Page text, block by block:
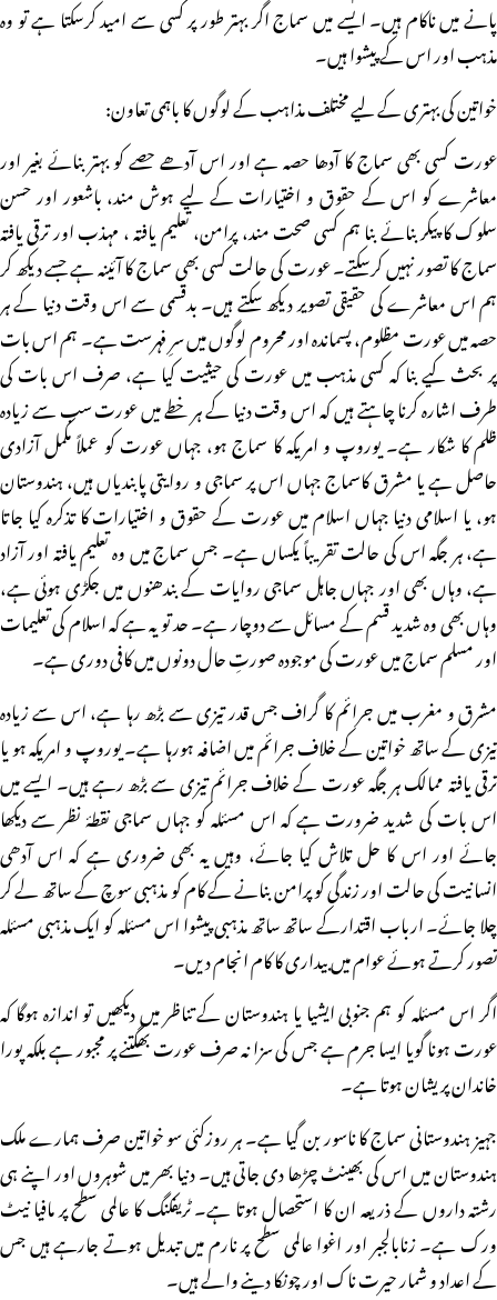
پانے میں ناکام ہیں۔ ایسے میں سماج اگر بہتر طور پر کسی سے امید کرسکتا ہے تو وہ
مذہب اور اس کے پیشوا ہیں۔
خواتین کی بہتری کے لیے مختلف مذاہب کے لوگوں کا باہمی تعاون:
عورت کسی بھی سماج کا آدھا حصہ ہے اور اس آدھے حصے کو بہتر بنائے بغیر اور
معاشرے کو اس کے حقوق و اختیارات کے لیے ہوش مند، باشعور اور حسن
سلوک کا پیکر بنائے بنا ہم کسی صحت مند، پرامن، تعلیم یافتہ ، مہذب اور ترقی یافتہ
سماج کا تصور نہیں کرسکتے۔ عورت کی حالت کسی بھی سماج کا آئینہ ہے جسے دیکھ کر
ہم اس معاشرے کی حقیقی تصویر دیکھ سکتے ہیں۔ بدقسمی سے اس وقت دنیا کے ہر
حصہ میں عورت مظلوم، پسماندہ اور محروم لوگوں میں سرِ فہرست ہے۔ ہم اس بات
پر بحث کیے بنا کہ کسی مذہب میں عورت کی حیثیت کیا ہے، صرف اس بات کی
طرف اشارہ کرنا چاہتے ہیں کہ اس وقت دنیا کے ہر خطے میں عورت سب سے زیادہ
ظلم کا شکار ہے۔ یوروپ و امریکہ کا سماج ہو، جہاں عورت کو عملاً مکمل آزادی
حاصل ہے یا مشرق کاسماج جہاں اس پر سماجی و روایتی پابندیاں ہیں، ہندوستان
ہو، یا اسلامی دنیا جہاں اسلام میں عورت کے حقوق و اختیارات کا تذکرہ کیا جاتا
ہے، ہر جگہ اس کی حالت تقریباً یکساں ہے۔ جس سماج میں وہ تعلیم یافتہ اور آزاد
ہے، وہاں بھی اور جہاں جاہل سماجی روایات کے بندھنوں میں جکڑی ہوئی ہے،
وہاں بھی وہ شدید قسم کے مسائل سے دوچار ہے۔ حد تو یہ ہے کہ اسلام کی تعلیمات
اور مسلم سماج میں عورت کی موجودہ صورتِ حال دونوں میں کافی دوری ہے۔
مشرق و مغرب میں جرائم کا گراف جس قدر تیزی سے بڑھ رہا ہے، اس سے زیادہ
تیزی کے ساتھ خواتین کے خلاف جرائم میں اضافہ ہورہا ہے۔ یوروپ و امریکہ ہو یا
ترقی یافتہ ممالک ہر جگہ عورت کے خلاف جرائم تیزی سے بڑھ رہے ہیں۔ ایسے میں
اس بات کی شدید ضرورت ہے کہ اس مسئلہ کو جہاں سماجی نقطۂ نظر سے دیکھا
جائے اور اس کا حل تلاش کیا جائے، وہیں یہ بھی ضروری ہے کہ اس آدھی
انسانیت کی حالت اور زندگی کو پرامن بنانے کے کام کو مذہبی سوچ کے ساتھ لے کر
چلا جائے۔ ارباب اقتدارکے ساتھ ساتھ مذہبی پیشوا اس مسئلہ کو ایک مذہبی مسئلہ
تصور کرتے ہوئے عوام میں بیداری کا کام انجام دیں۔
اگر اس مسئلہ کو ہم جنوبی ایشیا یا ہندوستان کے تناظر میں دیکھیں تو اندازہ ہوگا کہ
عورت ہونا گویا ایسا جرم ہے جس کی سزا نہ صرف عورت بھگتنے پر مجبور ہے بلکہ پورا
خاندان پریشان ہوتا ہے۔
جہیز ہندوستانی سماج کا ناسور بن گیا ہے۔ ہر روزکئی سو خواتین صرف ہمارے ملک
ہندوستان میں اس کی بھینٹ چڑھا دی جاتی ہیں۔ دنیا بھر میں شوہروں اور اپنے ہی
رشتہ داروں کے ذریعہ ان کا استحصال ہوتا ہے۔ ٹریفکنگ کا عالمی سطح پر مافیا نیٹ
ورک ہے۔ زنابالجبر اور اغوا عالمی سطح پر نارم میں تبدیل ہوتے جارہے ہیں جس
کے اعداد و شمار حیرت ناک اور چونکا دینے والے ہیں۔